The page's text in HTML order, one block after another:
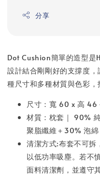
分享
Dot Cushion簡單的造型是
設計結合剛剛好的支撐度
種尺寸和多種材質與色彩，
尺寸：寬 60 x 高 46
材質：枕套｜ 90%
聚脂纖維＋30% 泡綿
清潔方式:布套不可拆
以低功率吸塵。若不
面料清潔劑，並遵守